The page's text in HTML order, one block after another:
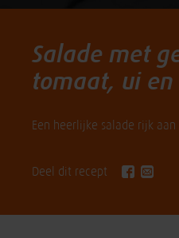
Salade met
tomaat, ui
Een heerlijke salade rijk
Deel dit recept